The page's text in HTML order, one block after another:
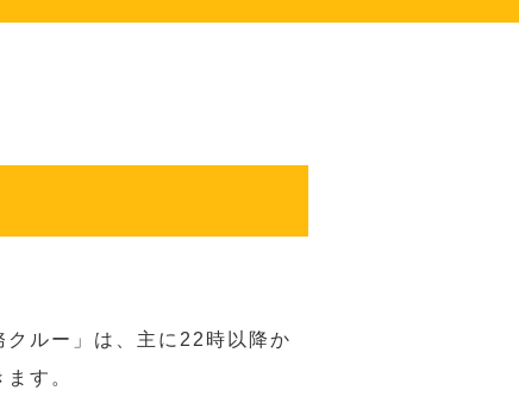
ルー」は、主に22時以降か
す。